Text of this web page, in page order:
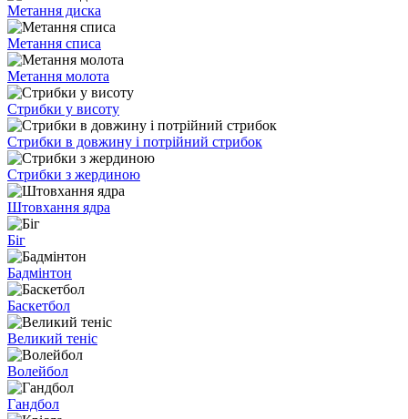
Метання диска
Метання списа
Метання молота
Стрибки у висоту
Стрибки в довжину і потрійний стрибок
Стрибки з жердиною
Штовхання ядра
Біг
Бадмінтон
Баскетбол
Великий теніс
Волейбол
Гандбол